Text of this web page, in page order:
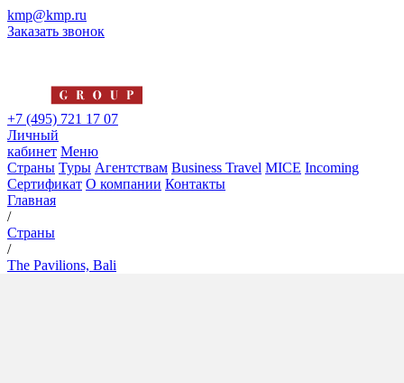
kmp@kmp.ru
Заказать звонок
+7 (495) 721 17 07
Личный
кабинет Меню
Страны Туры Агентствам Business Travel MICE Incoming
Сертификат О компании Контакты
Главная
/
Страны
/
The Pavilions, Bali